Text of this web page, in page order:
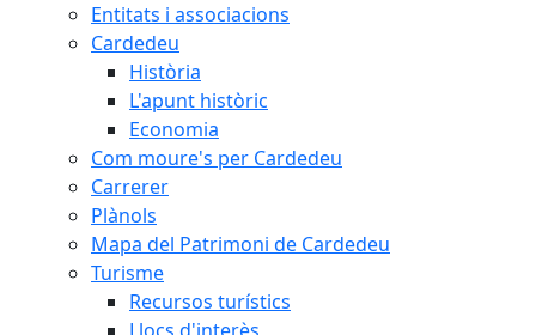
Entitats i associacions
Cardedeu
Història
L'apunt històric
Economia
Com moure's per Cardedeu
Carrerer
Plànols
Mapa del Patrimoni de Cardedeu
Turisme
Recursos turístics